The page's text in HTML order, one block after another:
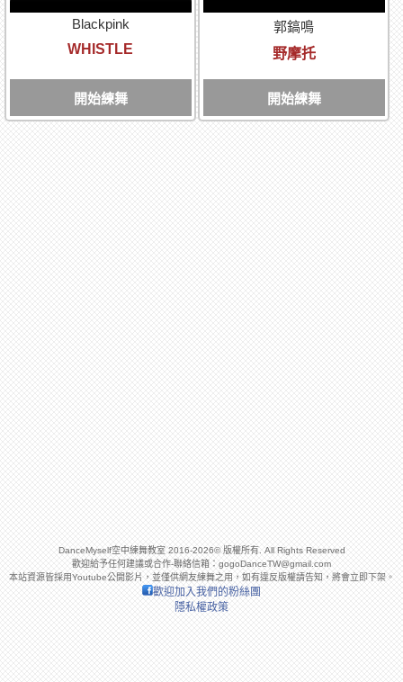
Blackpink
WHISTLE
開始練舞
郭鎬鳴
野摩托
開始練舞
DanceMyself空中練舞教室 2016-2026© 版權所有. All Rights Reserved
歡迎給予任何建議或合作-聯絡信箱： gogoDanceTW@gmail.com
本站資源皆採用Youtube公開影片，並僅供網友練舞之用，如有違反版權請告知，將會立即下架。
歡迎加入我們的粉絲團
隱私權政策